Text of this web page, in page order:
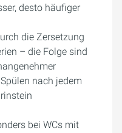
desto häufiger
die Zersetzung
– die Folge sind
nach jedem
bei WCs mit